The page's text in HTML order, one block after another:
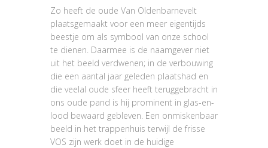
Zo heeft de oude Van Oldenbarnevelt
plaatsgemaakt voor een meer eigentijds
beestje om als symbool van onze school
te dienen. Daarmee is de naamgever niet
uit het beeld verdwenen; in de verbouwing
die een aantal jaar geleden plaatshad en
die veelal oude sfeer heeft teruggebracht in
ons oude pand is hij prominent in glas-en-
lood bewaard gebleven. Een onmiskenbaar
beeld in het trappenhuis terwijl de frisse
VOS zijn werk doet in de huidige